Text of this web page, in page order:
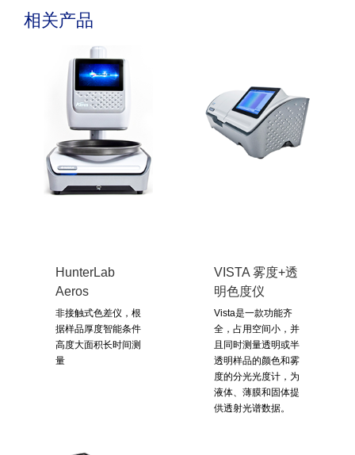
相关产品
HunterLab
Aeros
非接触式色差仪，根
据样品厚度智能条件
高度大面积长时间测
量
VISTA 雾度+透
明色度仪
Vista是一款功能齐
全，占用空间小，并
且同时测量透明或半
透明样品的颜色和雾
度的分光光度计，为
液体、薄膜和固体提
供透射光谱数据。